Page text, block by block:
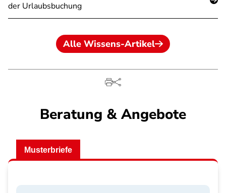
der Urlaubsbuchung
Alle Wissens-Artikel
Beratung & Angebote
Musterbriefe